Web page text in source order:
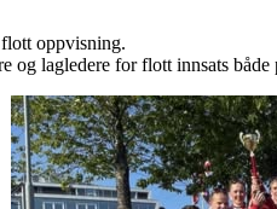
oppvisning.
og lagledere for flott innsats